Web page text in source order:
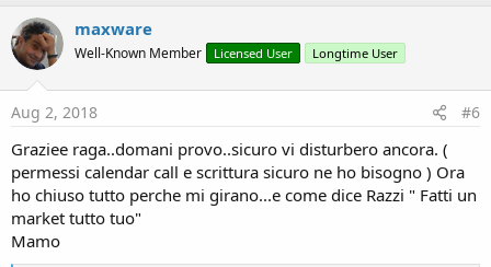
maxware
Well-Known Member Licensed User Longtime User
Aug 2, 2018 #6
Graziee raga..domani provo..sicuro vi disturbero ancora. (
permessi calendar call e scrittura sicuro ne ho bisogno ) Ora
ho chiuso tutto perche mi girano...e come dice Razzi " Fatti un
market tutto tuo"
Mamo